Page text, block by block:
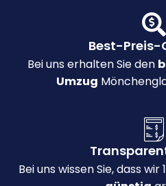
Best-
Bei uns erhalten Sie den
Umzug
Bei uns wissen Sie, dass wir